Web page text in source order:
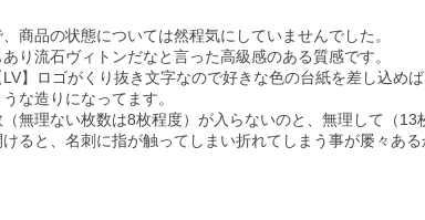
商品の状態については然程気にしていませんでした。
り流石ヴィトンだなと言った高級感のある質感です。
】ロゴがくり抜き文字なので好きな色の台紙を差し込めば
な造りになってます。
無理ない枚数は8枚程度）が入らないのと、無理して（13
ると、名刺に指が触ってしまい折れてしまう事が屡々ある